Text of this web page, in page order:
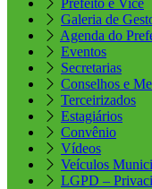
Galeria de
Agenda do
Eventos
Secretarias
Conselhos e
Terceirizados
Estagiários
Convênio
Vídeos
Veículos
LGPD –